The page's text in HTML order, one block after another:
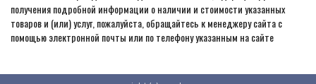
получения подробной информации о наличии и стоимости указанных
товаров и (или) услуг, пожалуйста, обращайтесь к менеджеру сайта с
помощью электронной почты или по телефону указанным на сайте